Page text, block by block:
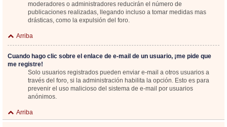
moderadores o administradores reducirán el número de
publicaciones realizadas, llegando incluso a tomar medidas mas
drásticas, como la expulsión del foro.
Arriba
Cuando hago clic sobre el enlace de e-mail de un usuario, ¡me pide que
me registre!
Solo usuarios registrados pueden enviar e-mail a otros usuarios a
través del foro, si la administración habilita la opción. Esto es para
prevenir el uso malicioso del sistema de e-mail por usuarios
anónimos.
Arriba